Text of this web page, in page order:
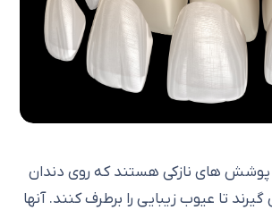
پوشش های نازکی هستند که روی دندان
تا عیوب زیبایی را برطرف کنند. آنها